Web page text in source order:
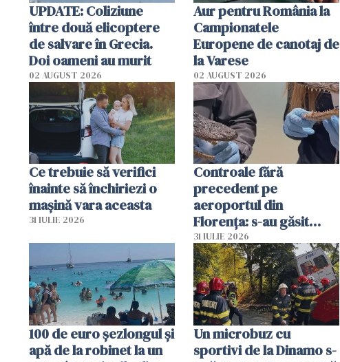
UPDATE: Coliziune
între două elicoptere
de salvare în Grecia.
Doi oameni au murit
02 AUGUST 2026
Aur pentru România la
Campionatele
Europene de canotaj de
la Varese
02 AUGUST 2026
Ce trebuie să verifici
înainte să închiriezi o
mașină vara aceasta
31 IULIE 2026
Controale fără
precedent pe
aeroportul din
Florența: s-au găsit
capete de aligator și o
sumă imensă de bani
31 IULIE 2026
100 de euro șezlongul și
apă de la robinet la un
Un microbuz cu
sportivi de la Dinamo s-